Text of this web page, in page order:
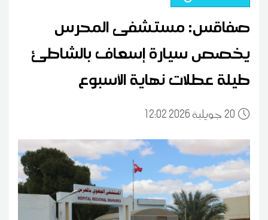
صفاقس: مستشفى المحرس
يخصص سيارة إسعاف بالشاطئ
طيلة عطلات نهاية الأسبوع
20 12:02 2026 جويلية